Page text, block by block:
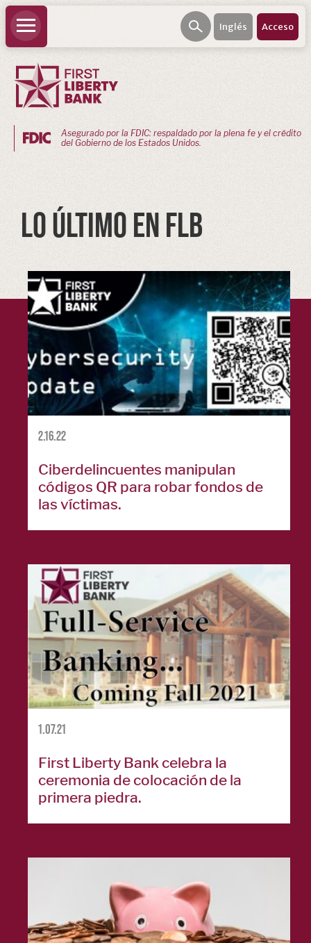
Cuenta
corriente
Ahorros
personales
préstamos
Tarjetas de
crédito
personales
English
BANCA
EMPRESARIAL
comerciales
comerciales
Gestión de
tesorería
Tarjetas de
crédito
empresariales
English
HIPOTECA
Proceso de
hipotecario
English
Inglés Acceso
Asegurado por la FDIC: respaldado por la plena fe y el crédito
del Gobierno de los Estados Unidos.
LO ÚLTIMO EN FLB
2.16.22
Ciberdelincuentes manipulan
códigos QR para robar fondos de
las víctimas.
1.07.21
First Liberty Bank celebra la
ceremonia de colocación de la
primera piedra.